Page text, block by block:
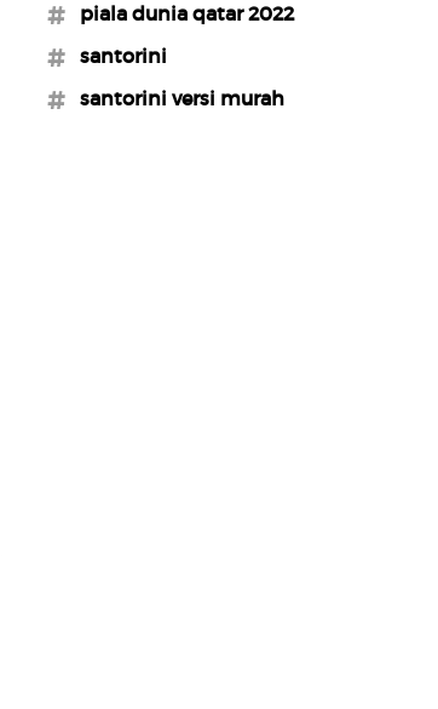
#piala dunia qatar 2022
#santorini
#santorini versi murah